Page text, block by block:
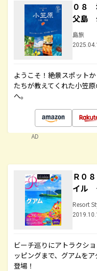
０８
父島
島旅
ようこそ！絶景スポット
たちが教えてくれた小笠
へ。
AD
Ｒ０
イル
Resort
ビーチ巡りにアトラクシ
ッピングまで、グアムを
登場！